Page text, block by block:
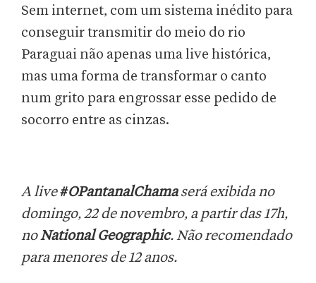
Sem internet, com um sistema inédito para
conseguir transmitir do meio do rio
Paraguai não apenas uma live histórica,
mas uma forma de transformar o canto
num grito para engrossar esse pedido de
socorro entre as cinzas.
A live#OPantanalChamaserá exibida no
domingo, 22 de novembro, a partir das 17h,
noNational Geographic. Não recomendado
para menores de 12 anos.